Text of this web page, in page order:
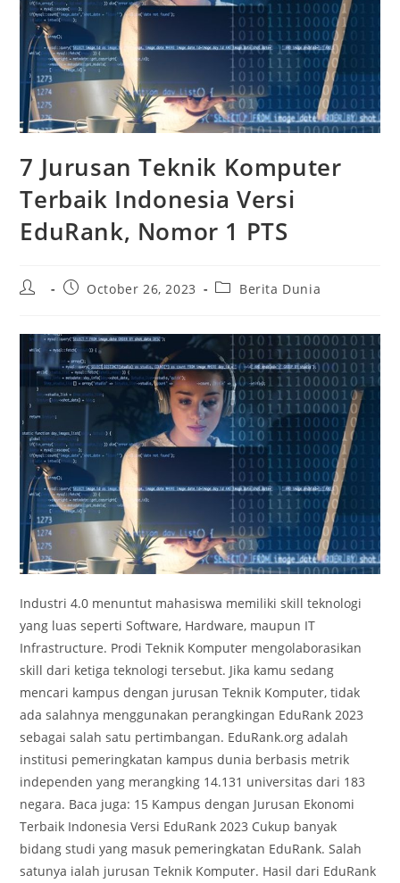
7 Jurusan Teknik Komputer
Terbaik Indonesia Versi
EduRank, Nomor 1 PTS
Post
PostOctober 26, 2023
PostBerita Dunia
Industri 4.0 menuntut mahasiswa memiliki skill teknologi
yang luas seperti Software, Hardware, maupun IT
Infrastructure. Prodi Teknik Komputer mengolaborasikan
skill dari ketiga teknologi tersebut. Jika kamu sedang
mencari kampus dengan jurusan Teknik Komputer, tidak
ada salahnya menggunakan perangkingan EduRank 2023
sebagai salah satu pertimbangan. EduRank.org adalah
institusi pemeringkatan kampus dunia berbasis metrik
independen yang merangking 14.131 universitas dari 183
negara. Baca juga: 15 Kampus dengan Jurusan Ekonomi
Terbaik Indonesia Versi EduRank 2023 Cukup banyak
bidang studi yang masuk pemeringkatan EduRank. Salah
satunya ialah jurusan Teknik Komputer. Hasil dari EduRank